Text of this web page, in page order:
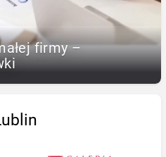
firmy –